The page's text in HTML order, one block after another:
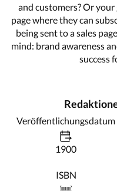
and customers? Or
page where they can
being sent to a sales
mind: brand awareness
success
Veröffentlichungsdatum
1900
ISBN